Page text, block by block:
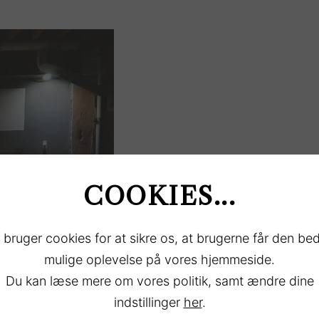
COOKIES...
bruger cookies for at sikre os, at brugerne får den
mulige oplevelse på vores hjemmeside.
Du kan læse mere om vores politik, samt ændre dine
indstillinger her.